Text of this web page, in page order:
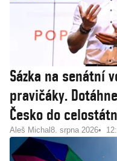
Sázka na senátní
pravičáky.
Česko do
Aleš Michal 8. srpna 2026